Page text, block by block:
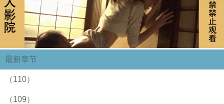
最新章节
（110）
（109）